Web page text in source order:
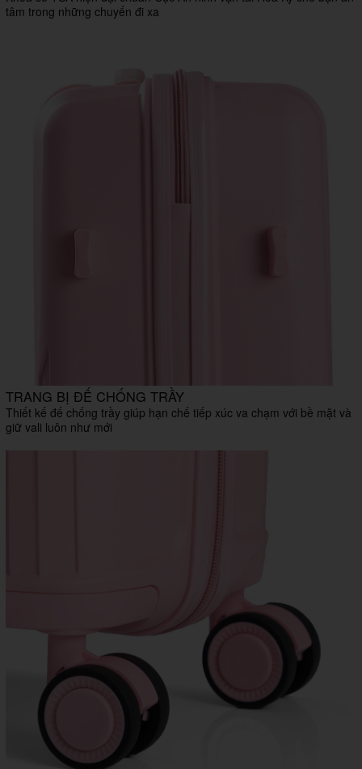
tâm trong những chuyến đi xa
TRANG BỊ ĐẾ CHỐNG TRẦY
Thiết kế đế chống trầy giúp hạn chế tiếp xúc va chạm với bề mặt và
giữ vali luôn như mới